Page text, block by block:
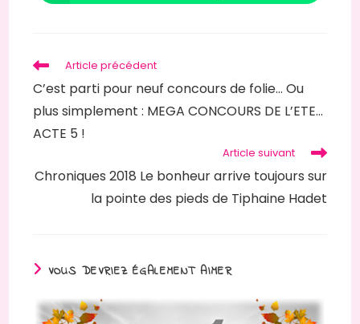
dans
Read
more
articles
Article précédent
C’est parti pour neuf concours de folie… Ou
plus simplement : MEGA CONCOURS DE L’ETE…
ACTE 5 !
Article suivant
Chroniques 2018 Le bonheur arrive toujours sur
la pointe des pieds de Tiphaine Hadet
VOUS DEVRIEZ ÉGALEMENT AIMER